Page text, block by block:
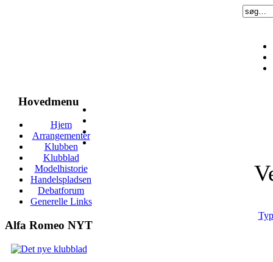
Hovedmenu
Hjem
Arrangementer
Klubben
Klubblad
Modelhistorie
Handelspladsen
Debatforum
Generelle Links
Alfa Romeo NYT